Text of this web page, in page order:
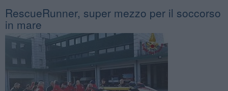
RescueRunner, super mezzo per il soccorso
in mare